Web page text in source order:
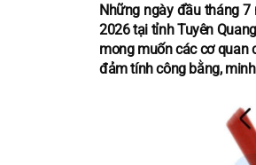
Những ngày đầu tháng 7
2026 tại tỉnh Tuyên
mong muốn các cơ quan
đảm tính công bằng,